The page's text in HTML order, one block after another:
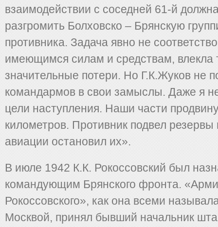
взаимодействии с соседней 61-й
разгромить Болховско – Брянскую
противника. Задача явно не
имеющимся силам и средствам, влекла
значительные потери. Но Г.К.Жуков не
командармов в свои замыслы. Даже я
цели наступления. Наши части
километров. Противник подвел
авиации остановил их».
В июле 1942 К.К. Рокоссовский был
командующим Брянского фронта.
Рокоссовского», как она всеми
Москвой, принял бывший начальник